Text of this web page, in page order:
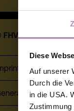
Diese
Auf unserer
Durch die
in die USA.
FHV 2026
terms and